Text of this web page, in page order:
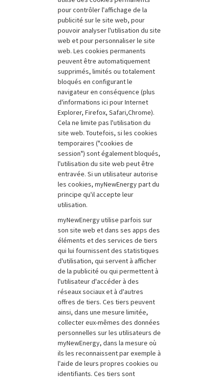
pour contrôler l'affichage de la
publicité sur le site web, pour
pouvoir analyser l'utilisation du site
web et pour personnaliser le site
web. Les cookies permanents
peuvent être automatiquement
supprimés, limités ou totalement
bloqués en configurant le
navigateur en conséquence (plus
d'informations ici pour Internet
Explorer, Firefox, Safari,Chrome).
Cela ne limite pas l'utilisation du
site web. Toutefois, si les cookies
temporaires ("cookies de
session") sont également bloqués,
l'utilisation du site web peut être
entravée. Si un utilisateur autorise
les cookies, myNewEnergy part du
principe qu'il accepte leur
utilisation.
myNewEnergy utilise parfois sur
son site web et dans ses apps des
éléments et des services de tiers
qui lui fournissent des statistiques
d'utilisation, qui servent à afficher
de la publicité ou qui permettent à
l'utilisateur d'accéder à des
réseaux sociaux et à d'autres
offres de tiers. Ces tiers peuvent
ainsi, dans une mesure limitée,
collecter eux-mêmes des données
personnelles sur les utilisateurs de
myNewEnergy, dans la mesure où
ils les reconnaissent par exemple à
l'aide de leurs propres cookies ou
identifiants. Ces tiers sont